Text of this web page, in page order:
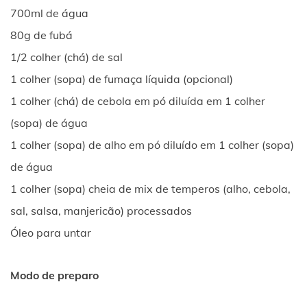
700ml de água
80g de fubá
1/2 colher (chá) de sal
1 colher (sopa) de fumaça líquida (opcional)
1 colher (chá) de cebola em pó diluída em 1 colher
(sopa) de água
1 colher (sopa) de alho em pó diluído em 1 colher (sopa)
de água
1 colher (sopa) cheia de mix de temperos (alho, cebola,
sal, salsa, manjericão) processados
Óleo para untar
Modo de preparo